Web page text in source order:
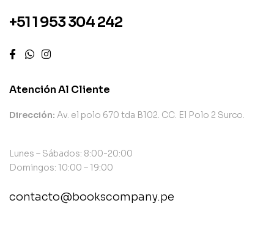
+51 1 953 304 242
Atención Al Cliente
Dirección: Av. el polo 670 tda B102. CC. El Polo 2 Surco.
Lunes – Sábados: 8:00-20:00
Domingos: 10:00 – 19:00
contacto@bookscompany.pe